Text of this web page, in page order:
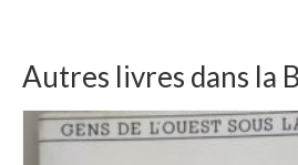
Autres livres dans la